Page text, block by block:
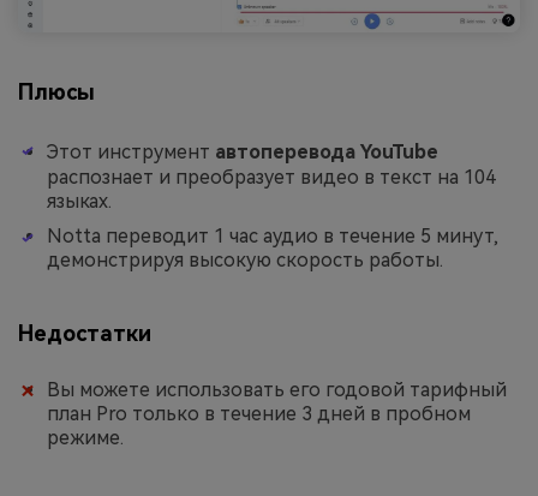
Плюсы
Этот инструмент автоперевода YouTube
распознает и преобразует видео в текст на 104
языках.
Notta переводит 1 час аудио в течение 5 минут,
демонстрируя высокую скорость работы.
Недостатки
Вы можете использовать его годовой тарифный
план Pro только в течение 3 дней в пробном
режиме.